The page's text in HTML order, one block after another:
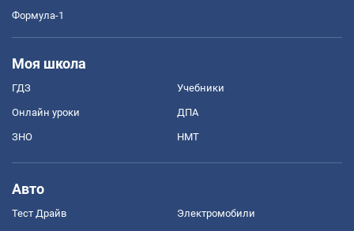
Формула-1
Моя школа
ГДЗ Учебники
Онлайн уроки ДПА
ЗНО НМТ
Авто
Тест Драйв Электромобили